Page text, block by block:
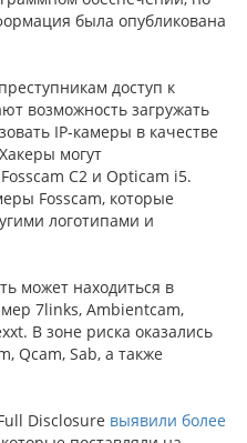
была опубликована
доступ к
возможность загружать
IP-камеры в качестве
могут
C2 и Opticam i5.
Fosscam, которые
логотипами и
может находиться в
7links, Ambientcam,
В зоне риска оказались
Qcam, Sab, а также
Disclosure выявили более